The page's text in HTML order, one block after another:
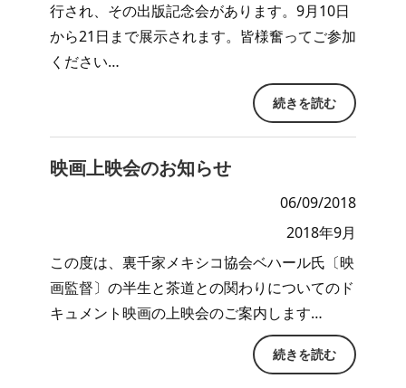
行され、その出版記念会があります。9月10日
から21日まで展示されます。皆様奮ってご参加
ください…
続きを読む
映画上映会のお知らせ
06/09/2018
2018年9月
この度は、裏千家メキシコ協会ベハール氏〔映
画監督〕の半生と茶道との関わりについてのド
キュメント映画の上映会のご案内します…
続きを読む